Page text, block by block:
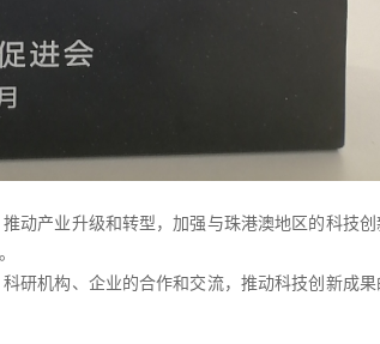
动产业升级和转型，加强与珠港澳地区的科技创
研机构、企业的合作和交流，推动科技创新成果